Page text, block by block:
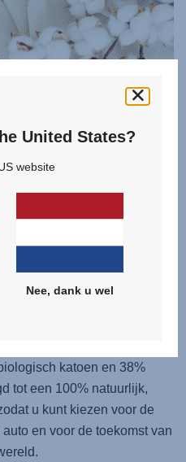
ZORG DRAAGT
PLANEET
het milieu met onze
katoen en 38%
tot een 100% natuurlijk,
u kunt kiezen voor de
en voor de toekomst van
United States?
website
Nee, dank u wel